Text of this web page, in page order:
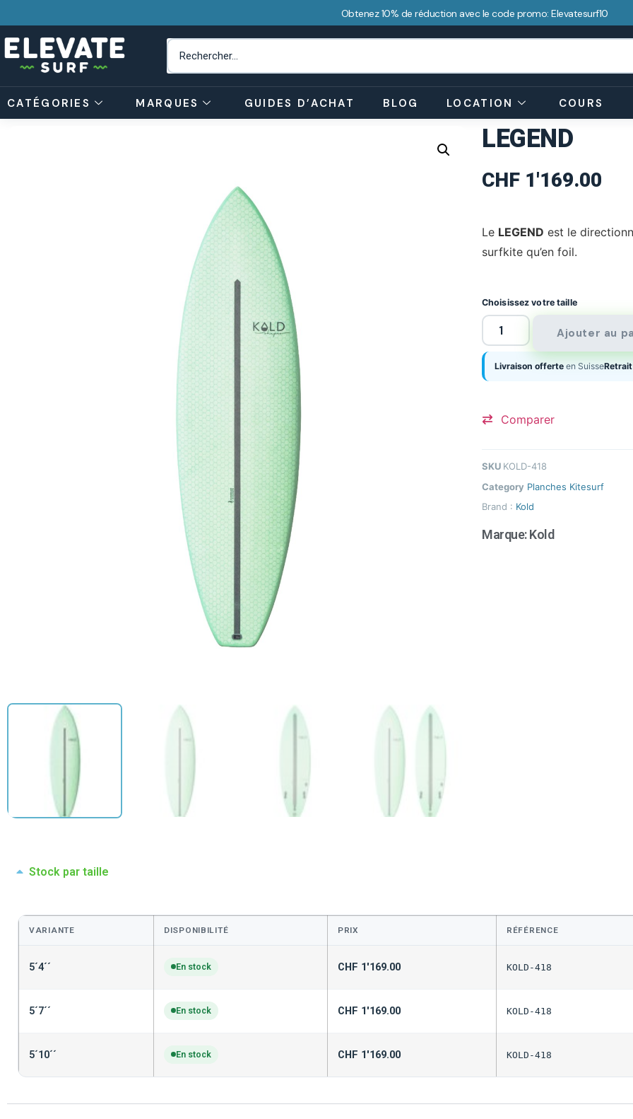
Obtenez 10% de réduction avec le code promo: Elevatesurf10
CATÉGORIES MARQUES GUIDES D’ACHAT BLOG LOCATION COURS
LEGEND
CHF 1'169.00
Le LEGEND est le
surfkite qu’en foil.
Choisissez votre taille
Ajouter au
Livraison offerte en SuisseRetrait
Comparer
SKU KOLD-418
Category Planches Kitesurf
Brand : Kold
Marque:Kold
Stock par taille
VARIANTE DISPONIBILITÉ PRIX RÉFÉRENCE
5´4´´ En stock CHF 1'169.00 KOLD-418
5´7´´ En stock CHF 1'169.00 KOLD-418
5´10´´ En stock CHF 1'169.00 KOLD-418